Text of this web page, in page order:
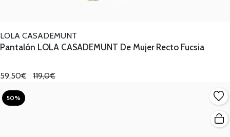
LOLA CASADEMUNT
Pantalón LOLA CASADEMUNT De Mujer Recto Fucsia
59,50€ 119,0€
50%